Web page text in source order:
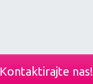
Kontaktirajte nas!